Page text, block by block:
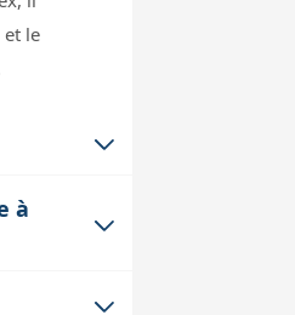
le
une
à